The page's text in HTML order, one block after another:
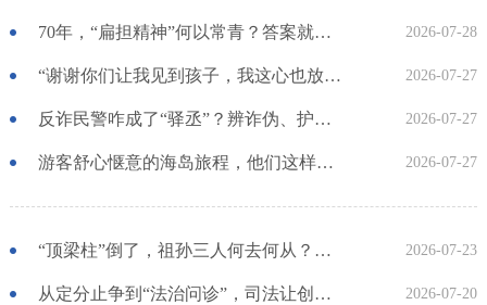
70年，“扁担精神”何以常青？答案就写在...... 2026-07-28
“谢谢你们让我见到孩子，我这心也放下了” 2026-07-27
反诈民警咋成了“驿丞”？辨诈伪、护民生，这个派出所有新招 2026-07-27
游客舒心惬意的海岛旅程，他们这样守护！ 2026-07-27
“顶梁柱”倒了，祖孙三人何去何从？检察履职让司法温暖跨越海峡 2026-07-23
从定分止争到“法治问诊”，司法让创新的火种更“燃”！ 2026-07-20